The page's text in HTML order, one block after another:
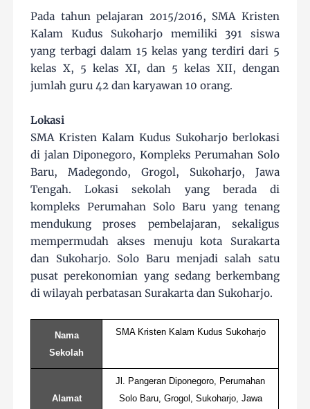
Pada tahun pelajaran 2015/2016, SMA Kristen
Kalam Kudus Sukoharjo memiliki 391 siswa
yang terbagi dalam 15 kelas yang terdiri dari 5
kelas X, 5 kelas XI, dan 5 kelas XII, dengan
jumlah guru 42 dan karyawan 10 orang.
Lokasi
SMA Kristen Kalam Kudus Sukoharjo berlokasi
di jalan Diponegoro, Kompleks Perumahan Solo
Baru, Madegondo, Grogol, Sukoharjo, Jawa
Tengah. Lokasi sekolah yang berada di
kompleks Perumahan Solo Baru yang tenang
mendukung proses pembelajaran, sekaligus
mempermudah akses menuju kota Surakarta
dan Sukoharjo. Solo Baru menjadi salah satu
pusat perekonomian yang sedang berkembang
di wilayah perbatasan Surakarta dan Sukoharjo.
Nama
Sekolah
SMA Kristen Kalam Kudus Sukoharjo
Alamat
Jl. Pangeran Diponegoro, Perumahan
Solo Baru, Grogol, Sukoharjo, Jawa